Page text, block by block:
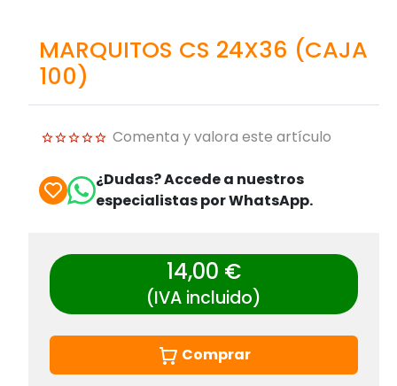
MARQUITOS CS 24X36 (CAJA
100)
Comenta y valora este artículo
¿Dudas? Accede a nuestros
especialistas por WhatsApp.
14,00 €
(IVA incluido)
Comprar